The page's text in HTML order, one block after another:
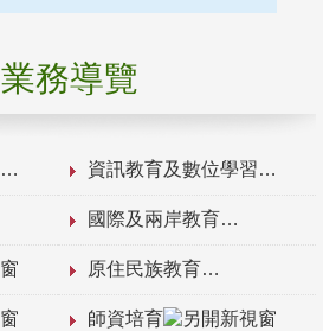
業務導覽
資訊教育及數位學習
國際及兩岸教育
原住民族教育
師資培育